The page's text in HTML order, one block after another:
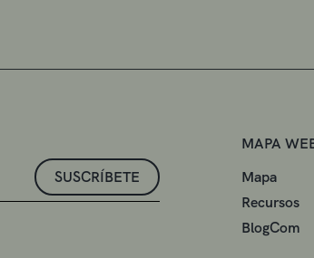
SUSCRÍBETE
MAPA
Mapa
Recursos
BlogCom